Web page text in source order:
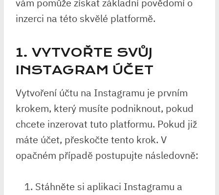
vám pomůže získat základní povědomí o
inzerci na této skvělé platformě.
1. VYTVOŘTE SVŮJ
INSTAGRAM ÚČET
Vytvoření účtu na Instagramu je prvním
krokem, který musíte podniknout, pokud
chcete inzerovat tuto platformu. Pokud již
máte účet, přeskočte tento krok. V
opačném případě postupujte následovně:
Stáhněte si aplikaci Instagramu a